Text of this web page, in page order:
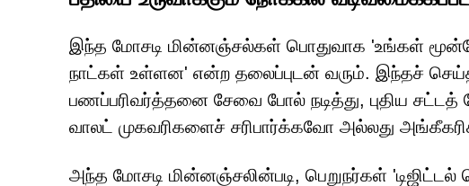
இந்த மோசடி மின்னஞ்சல்கள் பொதுவாக 'உங்கள்
நாட்கள் உள்ளன' என்ற தலைப்புடன் வரும். இந்தச்
பணப்பரிவர்த்தனை சேவை போல் நடித்து, புதிய
வாலட் முகவரிகளைச் சரிபார்க்கவோ அல்லது
அந்த மோசடி மின்னஞ்சலின்படி, பெறுநர்கள்